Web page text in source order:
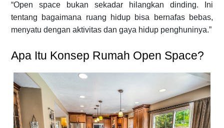
“Open space bukan sekadar hilangkan dinding. Ini
tentang bagaimana ruang hidup bisa bernafas bebas,
menyatu dengan aktivitas dan gaya hidup penghuninya.”
Apa Itu Konsep Rumah Open Space?